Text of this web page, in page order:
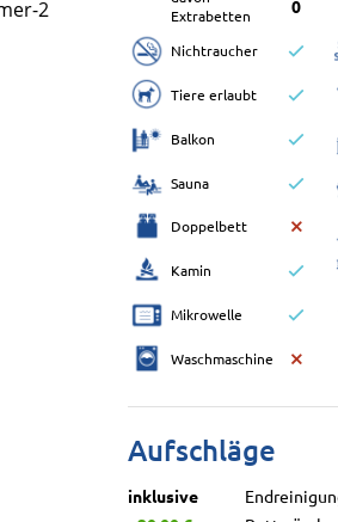
2
Extrabetten
0
Nichtraucher
Tiere erlaubt
Balkon
Sauna
Doppelbett
Kamin
Mikrowelle
Waschmaschine
Aufschläge
inklusive